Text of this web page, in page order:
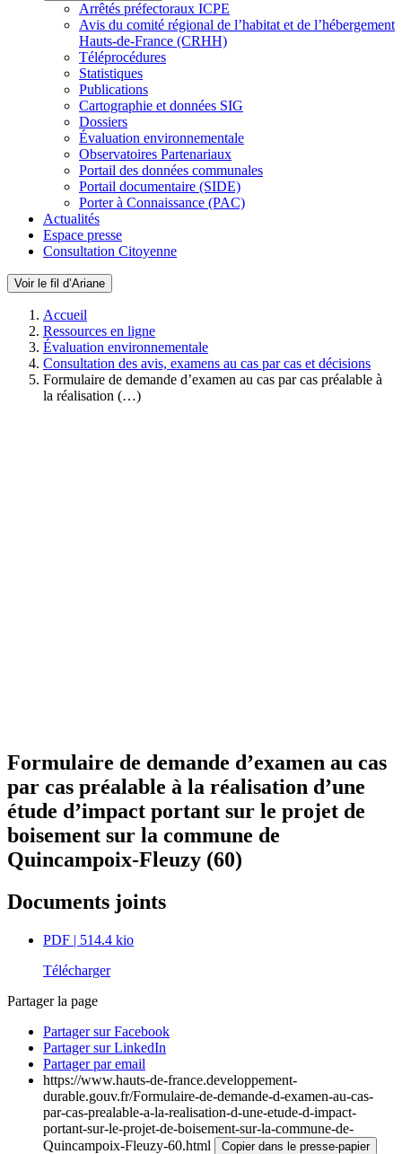
Arrêtés préfectoraux ICPE
Avis du comité régional de l’habitat et de l’hébergement
Hauts-de-France (CRHH)
Téléprocédures
Statistiques
Publications
Cartographie et données SIG
Dossiers
Évaluation environnementale
Observatoires Partenariaux
Portail des données communales
Portail documentaire (SIDE)
Porter à Connaissance (PAC)
Actualités
Espace presse
Consultation Citoyenne
Voir le fil d’Ariane
Accueil
Ressources en ligne
Évaluation environnementale
Consultation des avis, examens au cas par cas et décisions
Formulaire de demande d’examen au cas par cas préalable à
la réalisation (…)
Formulaire de demande d’examen au cas
par cas préalable à la réalisation d’une
étude d’impact portant sur le projet de
boisement sur la commune de
Quincampoix-Fleuzy (60)
Documents joints
PDF | 514.4 kio
Télécharger
Partager la page
Partager sur Facebook
Partager sur LinkedIn
Partager par email
https://www.hauts-de-france.developpement-
durable.gouv.fr/Formulaire-de-demande-d-examen-au-cas-
par-cas-prealable-a-la-realisation-d-une-etude-d-impact-
portant-sur-le-projet-de-boisement-sur-la-commune-de-
Quincampoix-Fleuzy-60.html
Copier dans le presse-papier